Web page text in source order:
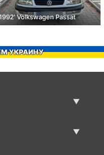
Volkswagen Passat
УКРАИНУ